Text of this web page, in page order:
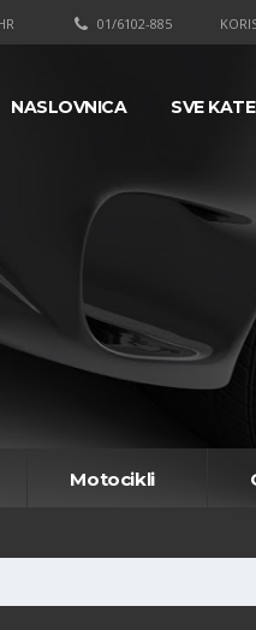
01/6102-885
NASLOVNICA SVE
Motocikli